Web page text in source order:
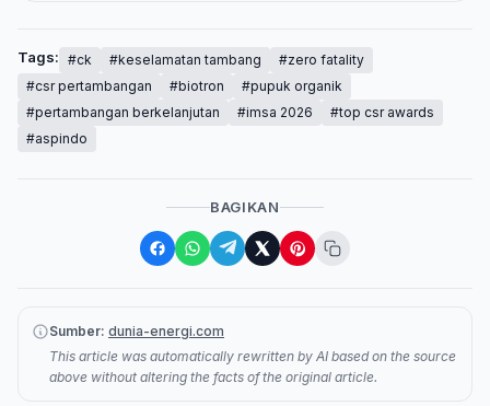
Tags: #ck #keselamatan tambang
#zero fatality
#csr pertambangan
#biotron
#pupuk organik
#pertambangan berkelanjutan
#imsa 2026
#top csr awards
#aspindo
BAGIKAN
Sumber: dunia-energi.com
This article was automatically rewritten by AI based on the source
above without altering the facts of the original article.